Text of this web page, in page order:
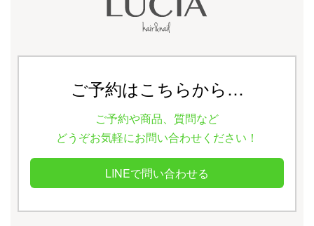
ご予約はこちらから…
ご予約や商品、質問など
どうぞお気軽にお問い合わせください！
LINEで問い合わせる